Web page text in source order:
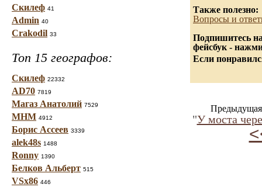
Скилеф 41
Admin 40
Crakodil 33
Топ 15 географов:
Скилеф 22332
AD70 7819
Магаз Анатолий 7529
МНМ 4912
Борис Ассеев 3339
alek48s 1488
Ronny 1390
Белков Альберт 515
VSx86 446
Также полезно:
Вопросы и
Подпишитесь
фейсбук -
Если
"У моста